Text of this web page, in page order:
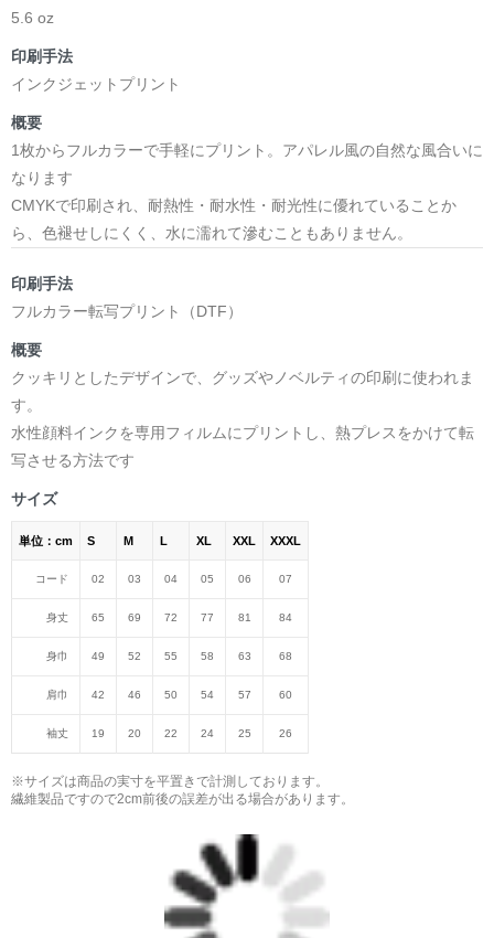
5.6 oz
印刷手法
インクジェットプリント
概要
1枚からフルカラーで手軽にプリント。アパレル風の自然な風合いに
なります
CMYKで印刷され、耐熱性・耐水性・耐光性に優れていることか
ら、色褪せしにくく、水に濡れて滲むこともありません。
印刷手法
フルカラー転写プリント（DTF）
概要
クッキリとしたデザインで、グッズやノベルティの印刷に使われま
す。
水性顔料インクを専用フィルムにプリントし、熱プレスをかけて転
写させる方法です
サイズ
単位：cm S M L XL XXL XXXL
コード 02 03 04 05 06 07
身丈 65 69 72 77 81 84
身巾 49 52 55 58 63 68
肩巾 42 46 50 54 57 60
袖丈 19 20 22 24 25 26
※サイズは商品の実寸を平置きで計測しております。
繊維製品ですので2cm前後の誤差が出る場合があります。